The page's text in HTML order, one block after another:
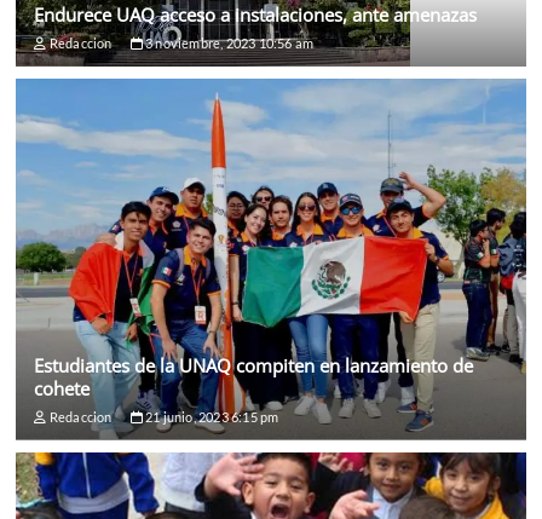
Endurece UAQ acceso a instalaciones, ante amenazas
Redaccion 3 noviembre, 2023 10:56 am
Estudiantes de la UNAQ compiten en lanzamiento de
cohete
Redaccion 21 junio, 2023 6:15 pm